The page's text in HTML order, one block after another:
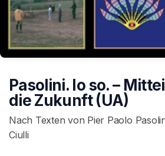
Pasolini. Io so. –
die Zukunft (UA)
Nach Texten von Pier Paolo
Ciulli